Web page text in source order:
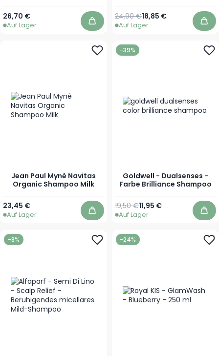
26,70 €
Auf Lager In den Warenkorb
Sonderpreis
18,85 €
Regulärer Preis
24,90 €
Auf Lager In
Jean Paul Mynè Navitas
Organic Shampoo Milk
Ab
23,45 €
Auf Lager In den Warenkorb
-39%
Goldwell - Dualsenses -
Farbe Brilliance Shampoo
Ab
11,95 €
Regulärer Preis
19,50 €
Auf Lager In
-8% -24%